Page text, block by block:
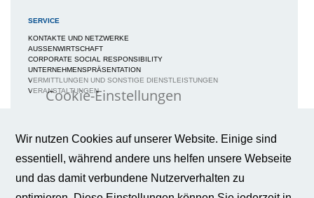
SERVICE
KONTAKTE UND NETZWERKE
AUSSENWIRTSCHAFT
CORPORATE SOCIAL RESPONSIBILITY
UNTERNEHMENSPRÄSENTATION
VERMITTLUNGEN UND SONSTIGE DIENSTLEISTUNGEN
VERANSTALTUNGEN
NEWS / BERICHTE / ARTIKEL
BROSCHÜREN
FAQS
Wir nutzen Cookies auf unserer Website. Einige sind
essentiell, während andere uns helfen unsere Webseite
und das damit verbundene Nutzerverhalten zu
Cookie-Einstellungen
Webseite, um Ihnen ein bestmögliches
Nutzungserlebnis zu gewährleisten.
Weitere Informationen